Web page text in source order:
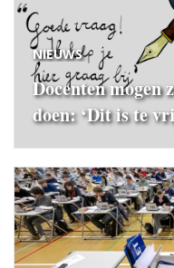
NIEUWS
Docenten mogen
doen: ‘Dit is te